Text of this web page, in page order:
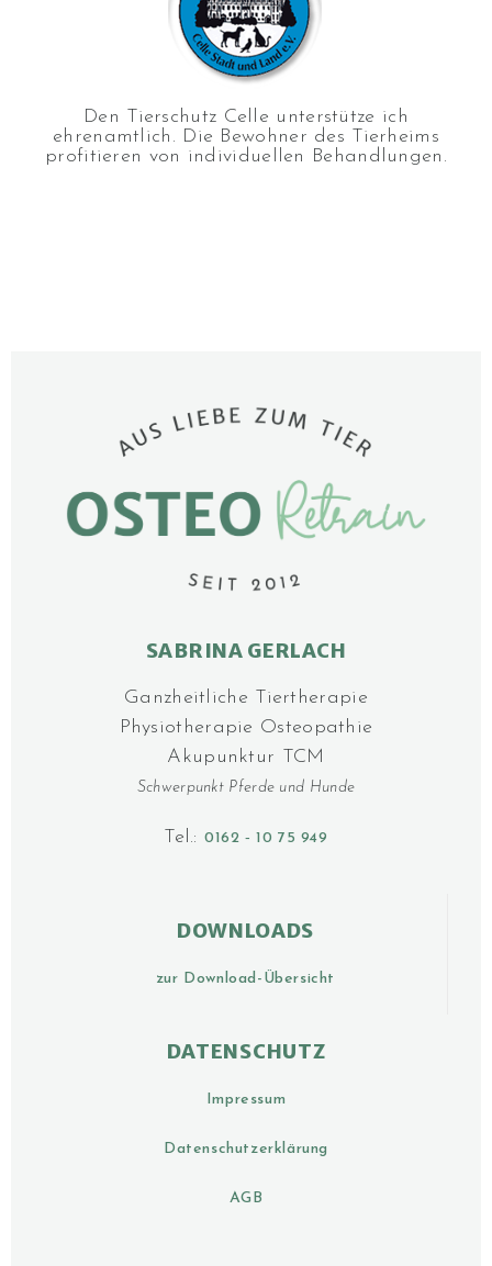
Den Tierschutz Celle unterstütze ich
ehrenamtlich. Die Bewohner des Tierheims
profitieren von individuellen Behandlungen.
SABRINA GERLACH
Ganzheitliche Tier­­thera­pie
Physiotherapie Osteo­pathie
Akupunktur TCM
Schwerpunkt Pferde und Hunde
Tel.:0162 ‑ 10 75 949
DOWNLOADS
zur Download-Übersicht
DATENSCHUTZ
Impressum
Datenschutzerklärung
AGB